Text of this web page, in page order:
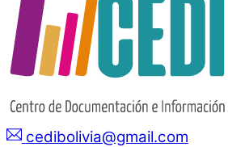
cedibolivia@gmail.com